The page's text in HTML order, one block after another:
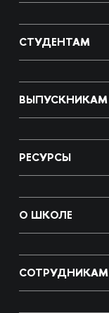
СТУДЕНТАМ
ВЫПУСКНИКАМ
РЕСУРСЫ
О ШКОЛЕ
СОТРУДНИКАМ